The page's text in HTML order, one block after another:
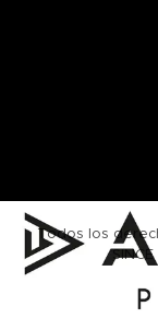
Todos los